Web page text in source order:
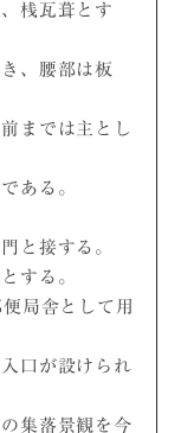
桟瓦葺とす
、腰部は板
までは主とし
ある。
と接する。
する。
局舎として用
口が設けられ
集落景観を今